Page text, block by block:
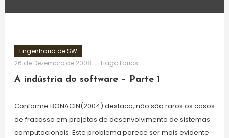
Engenharia de SW
26 de Dezembro de 2008
Tiago Larios
A indústria do software – Parte 1
Conforme BONACIN(2004) destaca, não são raros os casos
de fracasso em projetos de desenvolvimento de sistemas
computacionais. Este problema parece ser mais evidente